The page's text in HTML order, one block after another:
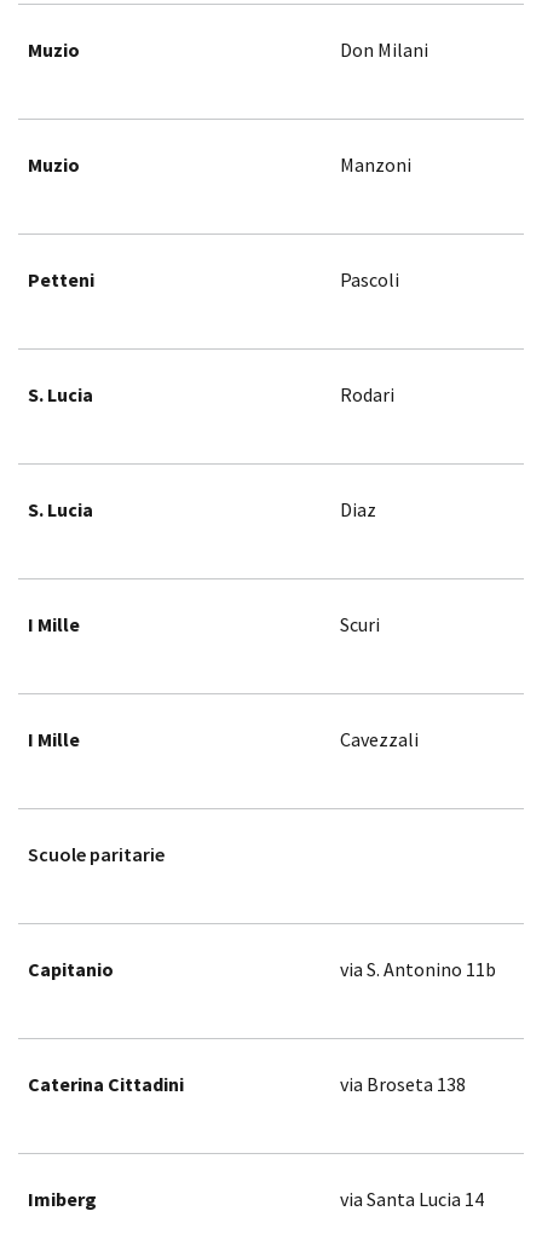
Muzio Don Milani
Muzio Manzoni
Petteni Pascoli
S. Lucia Rodari
S. Lucia Diaz
I Mille Scuri
I Mille Cavezzali
Scuole paritarie
Capitanio via S. Antonino 11b
Caterina Cittadini via Broseta 138
Imiberg via Santa Lucia 14